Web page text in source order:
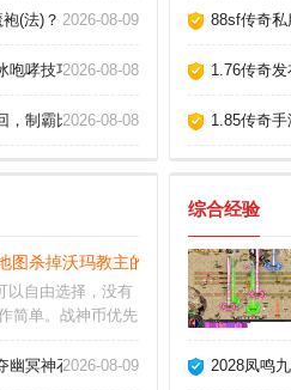
诸天，书写你的"传
(法)？ 2026-08-09
咆哮技巧。2026-08-08
，制霸比奇皇城！
2026-08-08
88sf传奇
1.76传奇
1.85传奇
图杀掉沃玛教主的法子！
以自由选择，没有
简单。战神币优先
每天都会更新，玩
幽冥神石！2026-08-09
综合经验
2028凤鸣